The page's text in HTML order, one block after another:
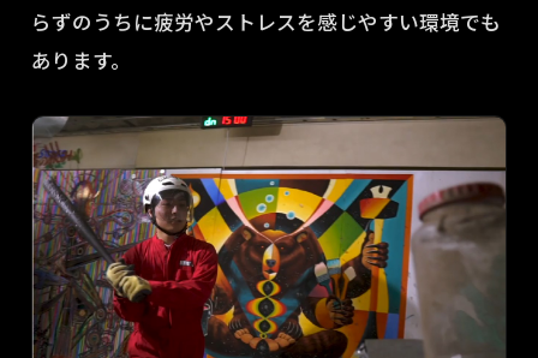
らずのうちに疲労やストレスを感じやすい環境でも
あります。